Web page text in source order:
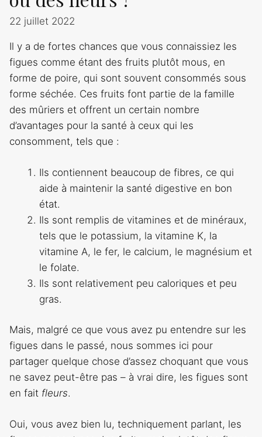
22 juillet 2022
Il y a de fortes chances que vous connaissiez les
figues comme étant des fruits plutôt mous, en
forme de poire, qui sont souvent consommés sous
forme séchée. Ces fruits font partie de la famille
des mûriers et offrent un certain nombre
d’avantages pour la santé à ceux qui les
consomment, tels que :
Ils contiennent beaucoup de fibres, ce qui
aide à maintenir la santé digestive en bon
état.
Ils sont remplis de vitamines et de minéraux,
tels que le potassium, la vitamine K, la
vitamine A, le fer, le calcium, le magnésium et
le folate.
Ils sont relativement peu caloriques et peu
gras.
Mais, malgré ce que vous avez pu entendre sur les
figues dans le passé, nous sommes ici pour
partager quelque chose d’assez choquant que vous
ne savez peut-être pas – à vrai dire, les figues sont
en fait fleurs.
Oui, vous avez bien lu, techniquement parlant, les